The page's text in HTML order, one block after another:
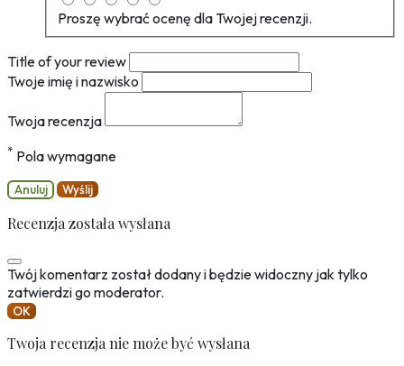
Proszę wybrać ocenę dla Twojej recenzji.
Title of your review
Twoje imię i nazwisko
Twoja recenzja
* Pola wymagane
Anuluj Wyślij
Recenzja została wysłana
Twój komentarz został dodany i będzie widoczny jak tylko
zatwierdzi go moderator.
OK
Twoja recenzja nie może być wysłana